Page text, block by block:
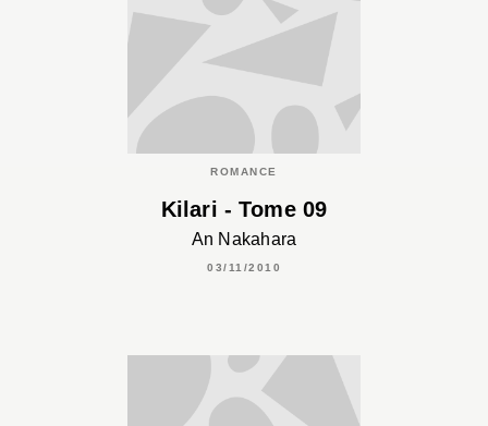
ROMANCE
Kilari - Tome 09
An Nakahara
03/11/2010